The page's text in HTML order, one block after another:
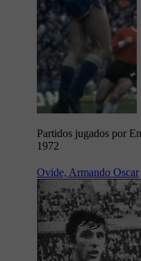
Partidos jugados por
1972
Ovide, Armando Oscar